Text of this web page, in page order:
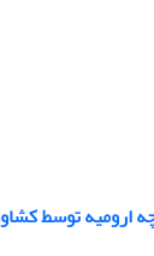
ارومیه توسط